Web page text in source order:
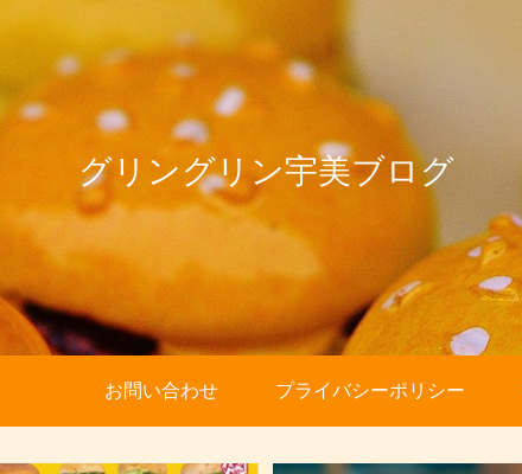
グリングリン宇美ブログ
お問い合わせ プライバシーポリシー